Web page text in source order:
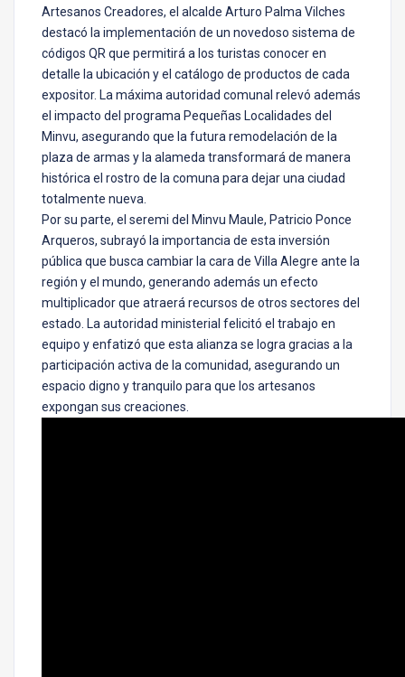
Artesanos Creadores, el alcalde Arturo Palma Vilches
destacó la implementación de un novedoso sistema de
códigos QR que permitirá a los turistas conocer en
detalle la ubicación y el catálogo de productos de cada
expositor. La máxima autoridad comunal relevó además
el impacto del programa Pequeñas Localidades del
Minvu, asegurando que la futura remodelación de la
plaza de armas y la alameda transformará de manera
histórica el rostro de la comuna para dejar una ciudad
totalmente nueva.
Por su parte, el seremi del Minvu Maule, Patricio Ponce
Arqueros, subrayó la importancia de esta inversión
pública que busca cambiar la cara de Villa Alegre ante la
región y el mundo, generando además un efecto
multiplicador que atraerá recursos de otros sectores del
estado. La autoridad ministerial felicitó el trabajo en
equipo y enfatizó que esta alianza se logra gracias a la
participación activa de la comunidad, asegurando un
espacio digno y tranquilo para que los artesanos
expongan sus creaciones.